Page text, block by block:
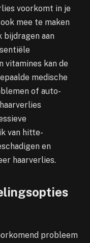
voorkomt in je
mee te maken
bijdragen aan
vitamines kan de
medische
of auto-
van hitte-
en
haarverlies.
probleem